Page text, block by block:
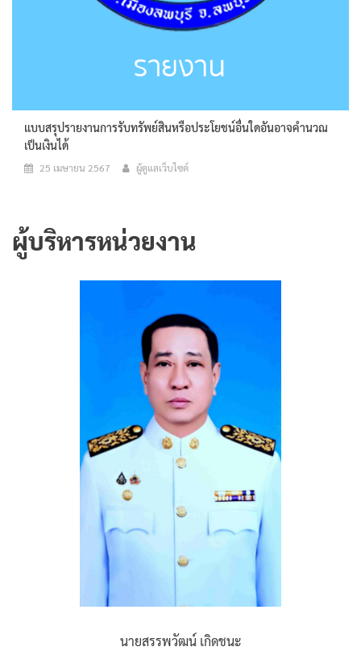
แบบสรุปรายงานการรับทรัพย์สินหรือประโยชน์อื่นใดอันอาจคำนวณ
เป็นเงินได้
25 เมษายน 2567 ผู้ดูแลเว็บไซต์
ผู้บริหารหน่วยงาน
นายสรรพวัฒน์ เกิดชนะ